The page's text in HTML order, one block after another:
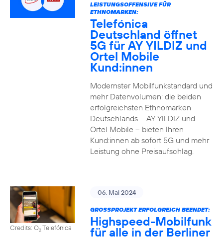
LEISTUNGSOFFENSIVE FÜR
ETHNOMARKEN:
Telefónica
Deutschland öffnet
5G für AY YILDIZ und
Ortel Mobile
Kund:innen
Modernster Mobilfunkstandard und
mehr Datenvolumen: die beiden
erfolgreichsten Ethnomarken
Deutschlands – AY YILDIZ und
Ortel Mobile – bieten Ihren
Kund:innen ab sofort 5G und mehr
Leistung ohne Preisaufschlag.
Credits: O2Telefónica
06. Mai 2024
GROSSPROJEKT ERFOLGREICH BEENDET:
Highspeed-Mobilfunk
für alle in der Berliner